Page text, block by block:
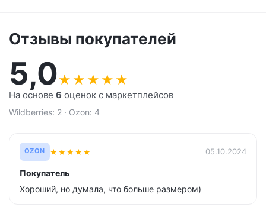
Отзывы покупателей
5,0★ ★ ★ ★ ★
На основе 6 оценок с маркетплейсов
Wildberries: 2 · Ozon: 4
OZON ★★★★★ 05.10.2024
Покупатель
Хороший, но думала, что больше размером)